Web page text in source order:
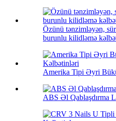
Özünü tənzimləyən,
burunlu kilidləmə
Amerika Tipi Əyri
ABS Əl Qablaşdırma